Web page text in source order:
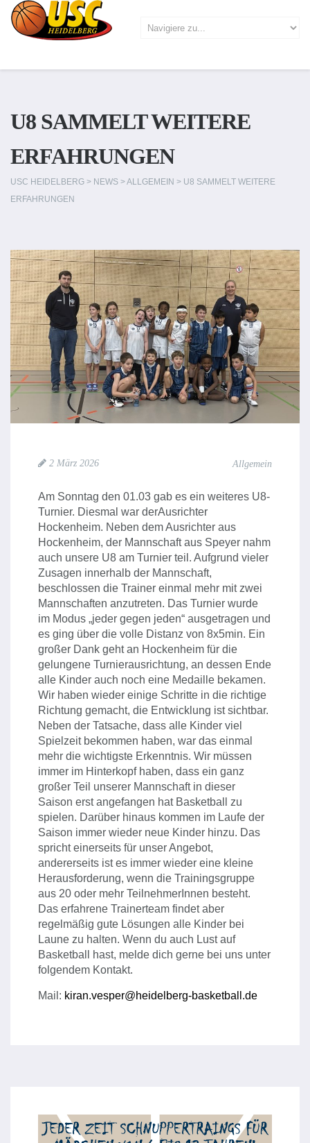
U8 SAMMELT WEITERE
ERFAHRUNGEN
USC HEIDELBERG > NEWS >ALLGEMEIN > U8 SAMMELT WEITERE
ERFAHRUNGEN
2 März 2026 Allgemein
Am Sonntag den 01.03 gab es ein weiteres U8-
Turnier. Diesmal war derAusrichter
Hockenheim. Neben dem Ausrichter aus
Hockenheim, der Mannschaft aus Speyer nahm
auch unsere U8 am Turnier teil. Aufgrund vieler
Zusagen innerhalb der Mannschaft,
beschlossen die Trainer einmal mehr mit zwei
Mannschaften anzutreten. Das Turnier wurde
im Modus „jeder gegen jeden“ ausgetragen und
es ging über die volle Distanz von 8x5min. Ein
großer Dank geht an Hockenheim für die
gelungene Turnierausrichtung, an dessen Ende
alle Kinder auch noch eine Medaille bekamen.
Wir haben wieder einige Schritte in die richtige
Richtung gemacht, die Entwicklung ist sichtbar.
Neben der Tatsache, dass alle Kinder viel
Spielzeit bekommen haben, war das einmal
mehr die wichtigste Erkenntnis. Wir müssen
immer im Hinterkopf haben, dass ein ganz
großer Teil unserer Mannschaft in dieser
Saison erst angefangen hat Basketball zu
spielen. Darüber hinaus kommen im Laufe der
Saison immer wieder neue Kinder hinzu. Das
spricht einerseits für unser Angebot,
andererseits ist es immer wieder eine kleine
Herausforderung, wenn die Trainingsgruppe
aus 20 oder mehr TeilnehmerInnen besteht.
Das erfahrene Trainerteam findet aber
regelmäßig gute Lösungen alle Kinder bei
Laune zu halten. Wenn du auch Lust auf
Basketball hast, melde dich gerne bei uns unter
folgendem Kontakt.
Mail: kiran.vesper@heidelberg-basketball.de